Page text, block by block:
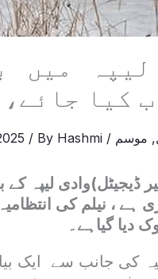
لیپہ میں
کیا
, موسم /
/ By Hashmi
ڈیجیٹل)وادی لیپہ
ہے ، نیلم کی
دیا گیاہے۔
کی جانب سے ایک